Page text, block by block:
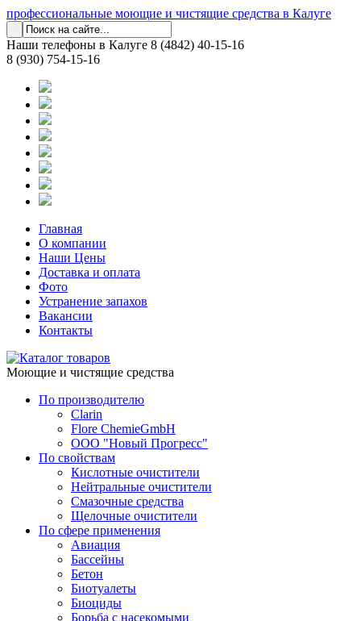
профессиональные моющие и чистящие средства в Калуге
Наши телефоны в Калуге 8 (4842) 40-15-16
8 (930) 754-15-16
Главная
О компании
Наши Цены
Доставка и оплата
Фото
Устранение запахов
Вакансии
Контакты
Моющие и чистящие средства
По производителю
Clarin
Flore ChemieGmbH
ООО "Новый Прогресс"
По свойствам
Кислотные очистители
Нейтральные очистители
Смазочные средства
Щелочные очистители
По сфере применения
Авиация
Бассейны
Бетон
Биотуалеты
Биоциды
Борьба с насекомыми